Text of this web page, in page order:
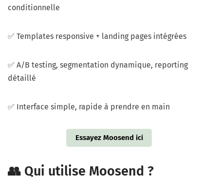
conditionnelle
✅ Templates responsive + landing pages intégrées
✅ A/B testing, segmentation dynamique, reporting
détaillé
✅ Interface simple, rapide à prendre en main
Essayez Moosend ici
👥 Qui utilise Moosend ?